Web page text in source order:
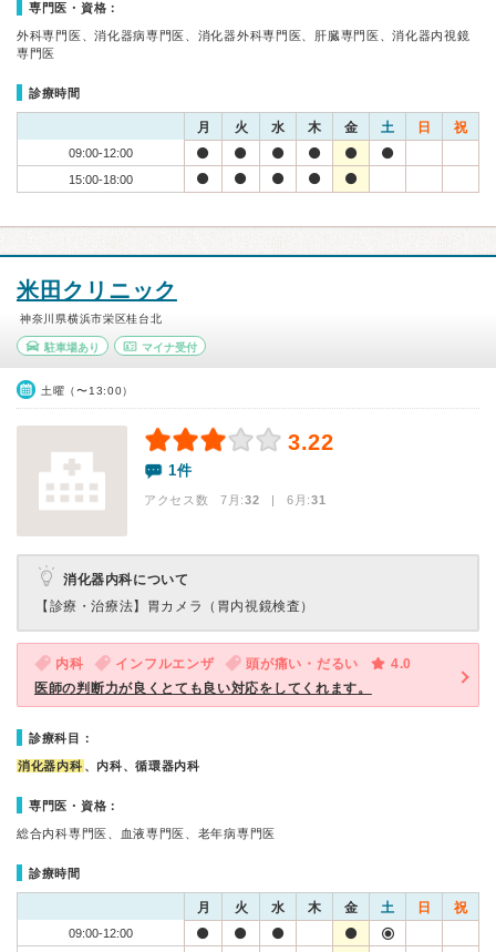
専門医・資格：
外科専門医、消化器病専門医、消化器外科専門医、肝臓専門医、消化器内視鏡
専門医
診療時間
月 火 水 木 金 土 日 祝
09:00-12:00
15:00-18:00
米田クリニック
神奈川県横浜市栄区桂台北
駐車場あり マイナ受付
土曜（〜13:00）
3.22
1件
アクセス数 7月:32 | 6月:31
消化器内科について
【診療・治療法】 胃カメラ（胃内視鏡検査）
内科 インフルエンザ 頭が痛い・だるい
4.0
医師の判断力が良くとても良い対応をしてくれます。
診療科目：
消化器内科 、内科、循環器内科
専門医・資格：
総合内科専門医、血液専門医、老年病専門医
診療時間
月 火 水 木 金 土 日 祝
09:00-12:00